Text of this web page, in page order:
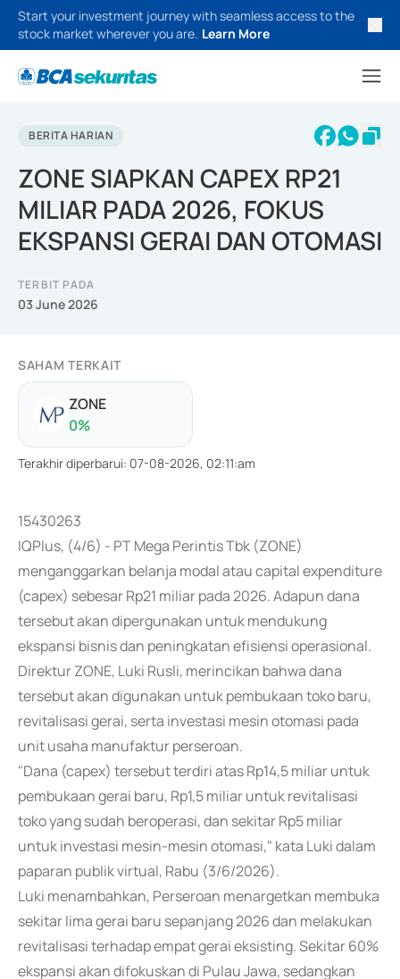
Start your investment journey with seamless access to the
stock market wherever you are. Learn More
BERITA HARIAN
ZONE SIAPKAN CAPEX RP21
MILIAR PADA 2026, FOKUS
EKSPANSI GERAI DAN OTOMASI
TERBIT PADA
03 June 2026
SAHAM TERKAIT
ZONE
0%
Terakhir diperbarui: 07-08-2026, 02:11:am
15430263
IQPlus, (4/6) - PT Mega Perintis Tbk (ZONE)
menganggarkan belanja modal atau capital expenditure
(capex) sebesar Rp21 miliar pada 2026. Adapun dana
tersebut akan dipergunakan untuk mendukung
ekspansi bisnis dan peningkatan efisiensi operasional.
Direktur ZONE, Luki Rusli, merincikan bahwa dana
tersebut akan digunakan untuk pembukaan toko baru,
revitalisasi gerai, serta investasi mesin otomasi pada
unit usaha manufaktur perseroan.
"Dana (capex) tersebut terdiri atas Rp14,5 miliar untuk
pembukaan gerai baru, Rp1,5 miliar untuk revitalisasi
toko yang sudah beroperasi, dan sekitar Rp5 miliar
untuk investasi mesin-mesin otomasi," kata Luki dalam
paparan publik virtual, Rabu (3/6/2026).
Luki menambahkan, Perseroan menargetkan membuka
sekitar lima gerai baru sepanjang 2026 dan melakukan
revitalisasi terhadap empat gerai eksisting. Sekitar 60%
ekspansi akan difokuskan di Pulau Jawa, sedangkan